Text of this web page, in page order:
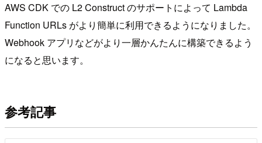
AWS CDK での L2 Construct のサポートによって Lambda
Function URLs がより簡単に利用できるようになりました。
Webhook アプリなどがより一層かんたんに構築できるよう
になると思います。
参考記事